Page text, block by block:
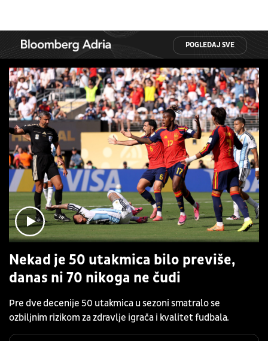
POGLEDAJ SVE
Nekad je 50 utakmica bilo previše,
danas ni 70 nikoga ne čudi
Pre dve decenije 50 utakmica u sezoni smatralo se
ozbiljnim rizikom za zdravlje igrača i kvalitet fudbala.